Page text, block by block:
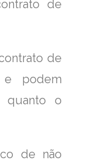
de
de
e podem
quanto o
de não